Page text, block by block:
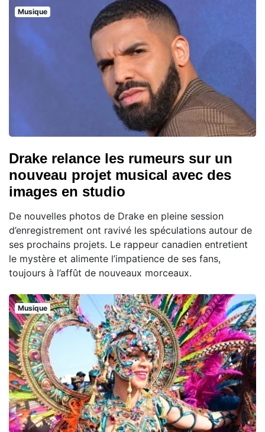
Musique
Drake relance les rumeurs sur un
nouveau projet musical avec des
images en studio
De nouvelles photos de Drake en pleine session
d’enregistrement ont ravivé les spéculations autour de
ses prochains projets. Le rappeur canadien entretient
le mystère et alimente l’impatience de ses fans,
toujours à l’affût de nouveaux morceaux.
Musique